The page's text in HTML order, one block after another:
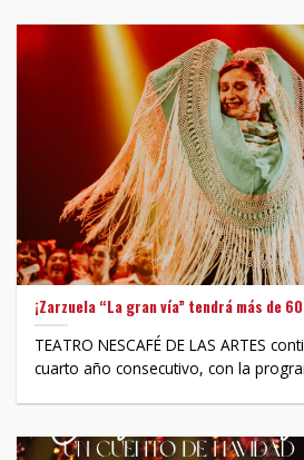
¡Zarzuela “La gran vía” tendrá más de
TEATRO NESCAFÉ DE LAS ARTES
cuarto año consecutivo, con la